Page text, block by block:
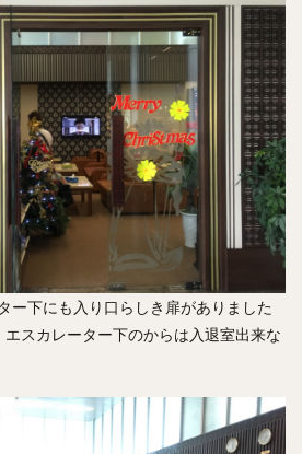
ー下にも入り口らしき扉がありました
スカレーター下のからは入退室出来な